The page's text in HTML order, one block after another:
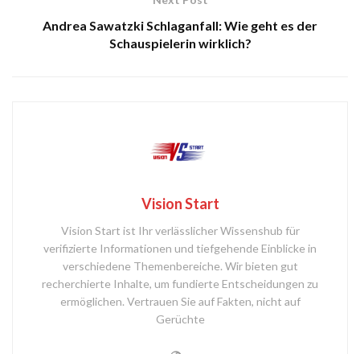
Andrea Sawatzki Schlaganfall: Wie geht es der
Schauspielerin wirklich?
Vision Start
Vision Start ist Ihr verlässlicher Wissenshub für
verifizierte Informationen und tiefgehende Einblicke in
verschiedene Themenbereiche. Wir bieten gut
recherchierte Inhalte, um fundierte Entscheidungen zu
ermöglichen. Vertrauen Sie auf Fakten, nicht auf
Gerüchte